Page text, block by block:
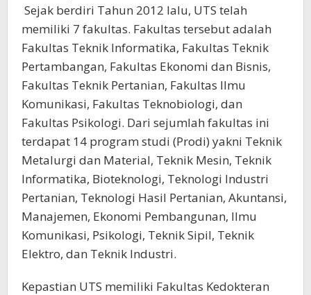
Sejak berdiri Tahun 2012 lalu, UTS telah
memiliki 7 fakultas. Fakultas tersebut adalah
Fakultas Teknik Informatika, Fakultas Teknik
Pertambangan, Fakultas Ekonomi dan Bisnis,
Fakultas Teknik Pertanian, Fakultas Ilmu
Komunikasi, Fakultas Teknobiologi, dan
Fakultas Psikologi. Dari sejumlah fakultas ini
terdapat 14 program studi (Prodi) yakni Teknik
Metalurgi dan Material, Teknik Mesin, Teknik
Informatika, Bioteknologi, Teknologi Industri
Pertanian, Teknologi Hasil Pertanian, Akuntansi,
Manajemen, Ekonomi Pembangunan, Ilmu
Komunikasi, Psikologi, Teknik Sipil, Teknik
Elektro, dan Teknik Industri.
Kepastian UTS memiliki Fakultas Kedokteran